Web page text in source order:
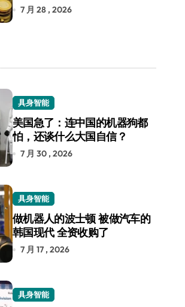
7 月 28 , 2026
具身智能
美国急了：连中国的机器狗都
怕，还谈什么大国自信？
7 月 30 , 2026
具身智能
做机器人的波士顿 被做汽车的
韩国现代 全资收购了
7 月 17 , 2026
具身智能